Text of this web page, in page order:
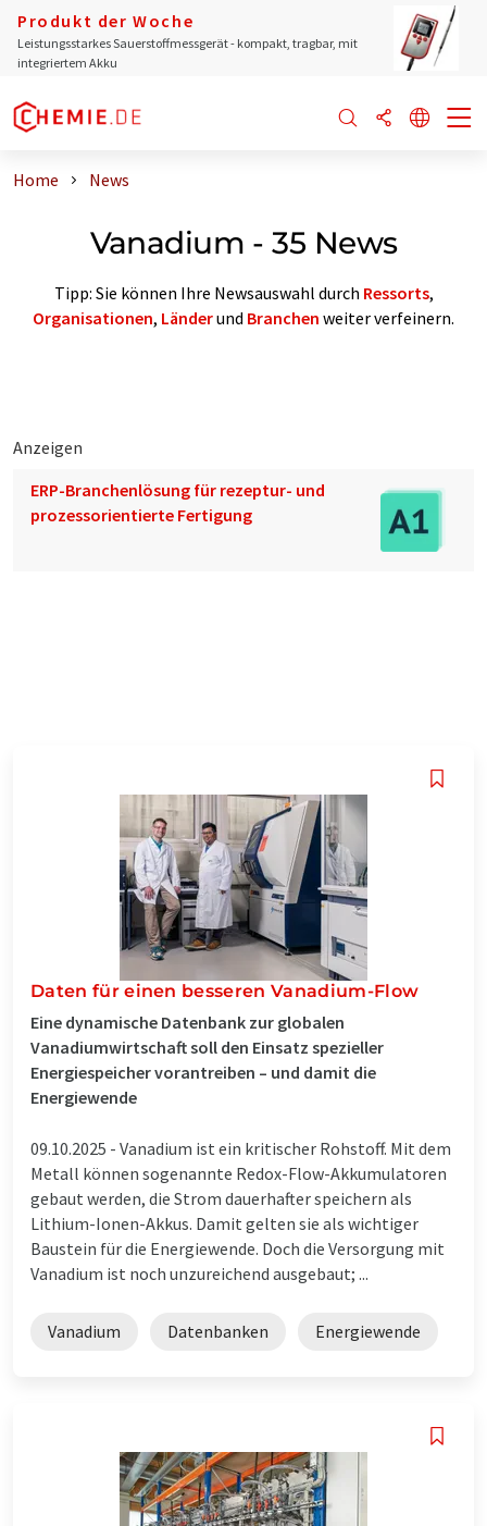
Produkt der Woche
Leistungsstarkes Sauerstoffmessgerät - kompakt, tragbar, mit
integriertem Akku
Home News
Vanadium - 35 News
Tipp: Sie können Ihre Newsauswahl durch Ressorts,
Organisationen, Länderund Branchen weiter verfeinern.
Anzeigen
ERP-Branchenlösung für rezeptur- und
prozessorientierte Fertigung
Daten für einen besseren Vanadium-Flow
Eine dynamische Datenbank zur globalen
Vanadiumwirtschaft soll den Einsatz spezieller
Energiespeicher vorantreiben – und damit die
Energiewende
09.10.2025 - Vanadium ist ein kritischer Rohstoff. Mit dem
Metall können sogenannte Redox-Flow-Akkumulatoren
gebaut werden, die Strom dauerhafter speichern als
Lithium-Ionen-Akkus. Damit gelten sie als wichtiger
Baustein für die Energiewende. Doch die Versorgung mit
Vanadium ist noch unzureichend ausgebaut; ...
Vanadium Datenbanken Energiewende